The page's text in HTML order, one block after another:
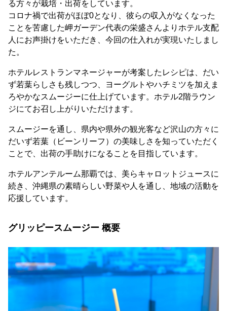
る方々が栽培・出荷をしています。
コロナ禍で出荷がほぼ0となり、彼らの収入がなくなった
ことを苦慮した岬ガーデン代表の栄盛さんよりホテル支配
人にお声掛けをいただき、今回の仕入れが実現いたしまし
た。
ホテルレストランマネージャーが考案したレシピは、だい
ず若葉らしさも残しつつ、ヨーグルトやハチミツを加えま
ろやかなスムージーに仕上げています。ホテル2階ラウン
ジにてお召し上がりいただけます。
スムージーを通し、県内や県外の観光客など沢山の方々に
だいず若葉（ビーンリーフ）の美味しさを知っていただく
ことで、出荷の手助けになることを目指しています。
ホテルアンテルーム那覇では、美らキャロットジュースに
続き、沖縄県の素晴らしい野菜や人を通し、地域の活動を
応援しています。
グリッピースムージー 概要